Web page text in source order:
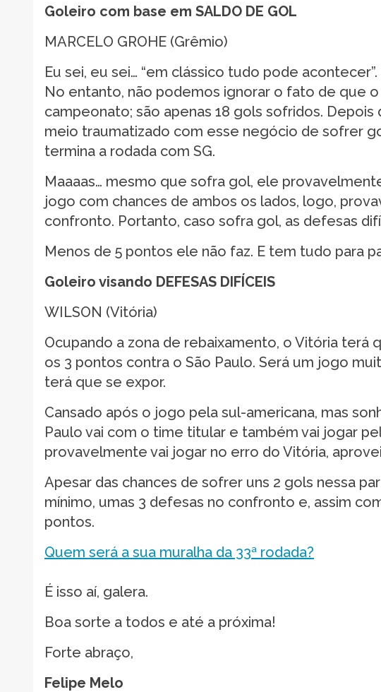
Goleiro com base em SALDO DE GOL
MARCELO GROHE (Grêmio)
Eu sei, eu sei… “em clássico tudo pode
No entanto, não podemos ignorar o fato de que
campeonato; são apenas 18 gols sofridos.
meio traumatizado com esse negócio de sofrer
termina a rodada com SG.
Maaaas… mesmo que sofra gol, ele
jogo com chances de ambos os lados, logo,
confronto. Portanto, caso sofra gol, as defesas
Menos de 5 pontos ele não faz. E tem tudo para
Goleiro visando DEFESAS DIFÍCEIS
WILSON (Vitória)
Ocupando a zona de rebaixamento, o Vitória
os 3 pontos contra o São Paulo. Será um jogo
terá que se expor.
Cansado após o jogo pela sul-americana, mas
Paulo vai com o time titular e também vai jogar
provavelmente vai jogar no erro do Vitória,
Apesar das chances de sofrer uns 2 gols nessa
mínimo, umas 3 defesas no confronto e, assim
pontos.
Quem será a sua muralha da 33ª rodada?
É isso aí, galera.
Boa sorte a todos e até a próxima!
Forte abraço,
Felipe Melo